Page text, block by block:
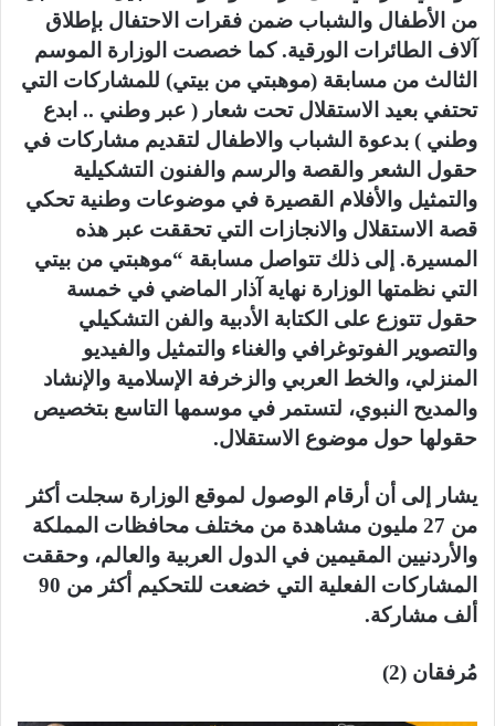
من الأطفال والشباب ضمن فقرات الاحتفال بإطلاق
آلاف الطائرات الورقية. كما خصصت الوزارة الموسم
الثالث من مسابقة (موهبتي من بيتي) للمشاركات التي
تحتفي بعيد الاستقلال تحت شعار ( عبر وطني .. ابدع
وطني ) بدعوة الشباب والاطفال لتقديم مشاركات في
حقول الشعر والقصة والرسم والفنون التشكيلية
والتمثيل والأفلام القصيرة في موضوعات وطنية تحكي
قصة الاستقلال والانجازات التي تحققت عبر هذه
المسيرة. إلى ذلك تتواصل مسابقة “موهبتي من بيتي
التي نظمتها الوزارة نهاية آذار الماضي في خمسة
حقول تتوزع على الكتابة الأدبية والفن التشكيلي
والتصوير الفوتوغرافي والغناء والتمثيل والفيديو
المنزلي، والخط العربي والزخرفة الإسلامية والإنشاد
والمديح النبوي، لتستمر في موسمها التاسع بتخصيص
حقولها حول موضوع الاستقلال.
يشار إلى أن أرقام الوصول لموقع الوزارة سجلت أكثر
من 27 مليون مشاهدة من مختلف محافظات المملكة
والأردنيين المقيمين في الدول العربية والعالم، وحققت
المشاركات الفعلية التي خضعت للتحكيم أكثر من 90
ألف مشاركة.
مُرفقان (2)